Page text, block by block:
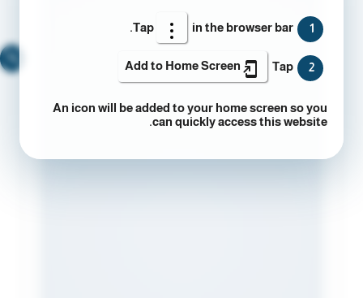
1
Tap in the browser bar.
2
Tap
Add to Home Screen
An icon will be added to your home screen so you
can quickly access this website.